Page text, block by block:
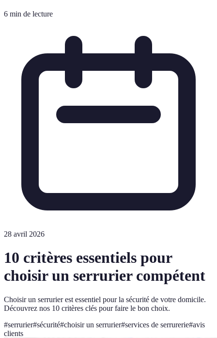
6 min de lecture
28 avril 2026
10 critères essentiels pour
choisir un serrurier compétent
Choisir un serrurier est essentiel pour la sécurité de votre domicile.
Découvrez nos 10 critères clés pour faire le bon choix.
#serrurier#sécurité#choisir un serrurier#services de serrurerie#avis
clients